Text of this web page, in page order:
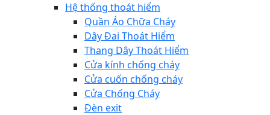
Hệ thống thoát hiểm
Quần Áo Chữa Cháy
Dây Đai Thoát Hiểm
Thang Dây Thoát Hiểm
Cửa kính chống cháy
Cửa cuốn chống cháy
Cửa Chống Cháy
Đèn exit